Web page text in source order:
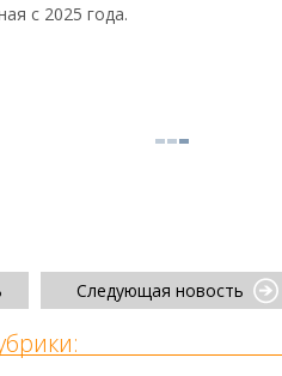
с 2025 года.
Следующая новость